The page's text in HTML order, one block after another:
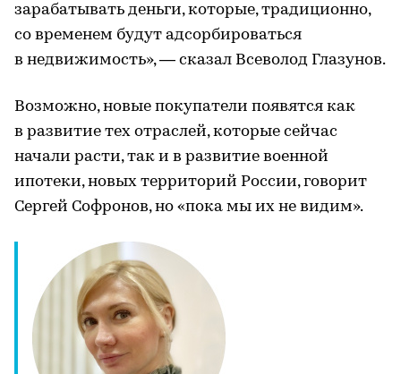
зарабатывать деньги, которые, традиционно,
со временем будут адсорбироваться
в недвижимость», — сказал Всеволод Глазунов.
Возможно, новые покупатели появятся как
в развитие тех отраслей, которые сейчас
начали расти, так и в развитие военной
ипотеки, новых территорий России, говорит
Сергей Софронов, но «пока мы их не видим».